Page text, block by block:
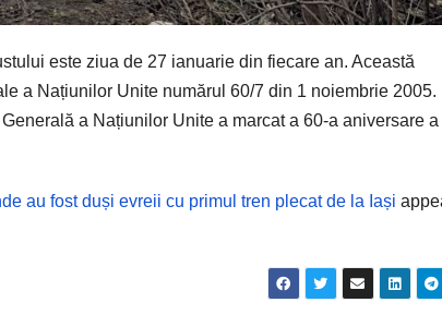
este ziua de 27 ianuarie din fiecare an. Această
a Națiunilor Unite numărul 60/7 din 1 noiembrie 2005.
a Națiunilor Unite a marcat a 60-a aniversare a
au fost duși evreii cu primul tren plecat de la Iași